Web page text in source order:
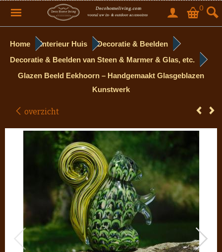
0
Home Interieur Huis
Decoratie & Beelden
Decoratie & Beelden van Steen & Marmer & Glas, etc.
Glazen Beeld Eekhoorn – Handgemaakt Glasgeblazen
Kunstwerk
overzicht